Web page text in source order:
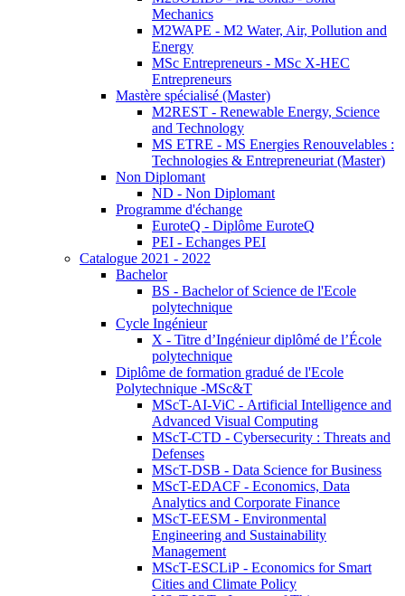
Mechanics
M2WAPE - M2 Water, Air, Pollution and
Energy
MSc Entrepreneurs - MSc X-HEC
Entrepreneurs
Mastère spécialisé (Master)
M2REST - Renewable Energy, Science
and Technology
MS ETRE - MS Energies Renouvelables :
Technologies & Entrepreneuriat (Master)
Non Diplomant
ND - Non Diplomant
Programme d'échange
EuroteQ - Diplôme EuroteQ
PEI - Echanges PEI
Catalogue 2021 - 2022
Bachelor
BS - Bachelor of Science de l'Ecole
polytechnique
Cycle Ingénieur
X - Titre d’Ingénieur diplômé de l’École
polytechnique
Diplôme de formation gradué de l'Ecole
Polytechnique -MSc&T
MScT-AI-ViC - Artificial Intelligence and
Advanced Visual Computing
MScT-CTD - Cybersecurity : Threats and
Defenses
MScT-DSB - Data Science for Business
MScT-EDACF - Economics, Data
Analytics and Corporate Finance
MScT-EESM - Environmental
Engineering and Sustainability
Management
MScT-ESCLiP - Economics for Smart
Cities and Climate Policy